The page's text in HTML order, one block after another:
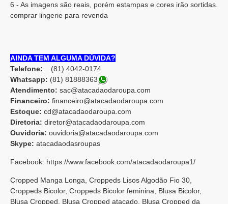
6 - As imagens são reais, porém estampas e cores irão sortidas.
comprar lingerie para revenda
AINDA TEM ALGUMA DÚVIDA?
Telefone: (81) 4042-0174
Whatsapp: (81) 81888363
Atendimento: sac@atacadaodaroupa.com
Financeiro: financeiro@atacadaodaroupa.com
Estoque: cd@atacadaodaroupa.com
Diretoria: diretor@atacadaodaroupa.com
Ouvidoria: ouvidoria@atacadaodaroupa.com
Skype: atacadaodasroupas
Facebook: https://www.facebook.com/atacadaodaroupa1/
Cropped Manga Longa, Croppeds Lisos Algodão Fio 30,
Croppeds Bicolor, Croppeds Bicolor feminina, Blusa Bicolor,
Blusa Cropped, Blusa Cropped atacado, Blusa Cropped da